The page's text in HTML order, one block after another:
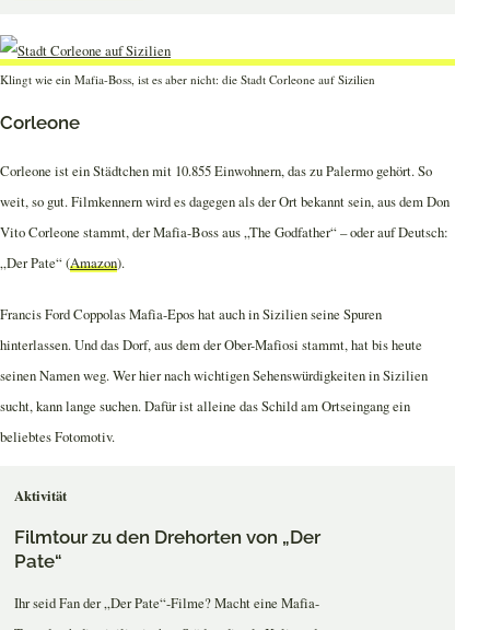
Klingt wie ein Mafia-Boss, ist es aber nicht: die Stadt Corleone auf Sizilien
Corleone
Corleone ist ein Städtchen mit 10.855 Einwohnern, das zu Palermo gehört. So
weit, so gut. Filmkennern wird es dagegen als der Ort bekannt sein, aus dem Don
Vito Corleone stammt, der Mafia-Boss aus „The Godfather“ – oder auf Deutsch:
„Der Pate“ (Amazon).
Francis Ford Coppolas Mafia-Epos hat auch in Sizilien seine Spuren
hinterlassen. Und das Dorf, aus dem der Ober-Mafiosi stammt, hat bis heute
seinen Namen weg. Wer hier nach wichtigen Sehenswürdigkeiten in Sizilien
sucht, kann lange suchen. Dafür ist alleine das Schild am Ortseingang ein
beliebtes Fotomotiv.
Aktivität
Filmtour zu den Drehorten von „Der
Pate“
Ihr seid Fan der „Der Pate“-Filme? Macht eine Mafia-